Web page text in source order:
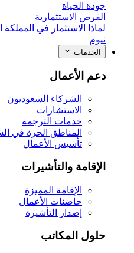
جودة الحياة
الفرص الاستثمارية
لماذا الاستثمار في المملكة
نيوم
الخدمات
دعم الأعمال
الشركاء السعوديون
الاستشارات
خدمات الترجمة
المناطق الحرة في
تأسيس الأعمال
الإقامة والتأشيرات
الإقامة المميزة
حاضنات الأعمال
إصدار التأشيرة
حلول المكاتب